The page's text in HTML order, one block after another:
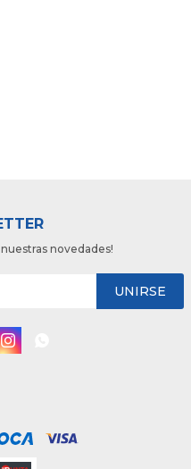
novedades!
UNIRSE
